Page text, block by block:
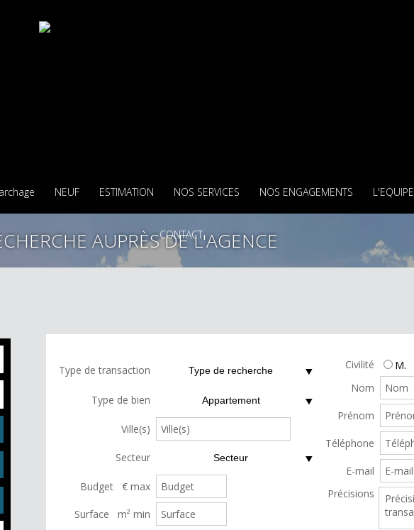
NEUF ESTIMATION NOS SERVICES NOS ENGAGEMENTS L'EQUIPE
CONTACT
AUPRÈS DE L'AGENCE
Type de transaction Type de recherche
Type de bien Appartement
Ville(s)
Secteur Secteur
Budget € max
Surface m² min
Civilité M.
Nom
Prénom
Téléphone
E-mail
Précisions